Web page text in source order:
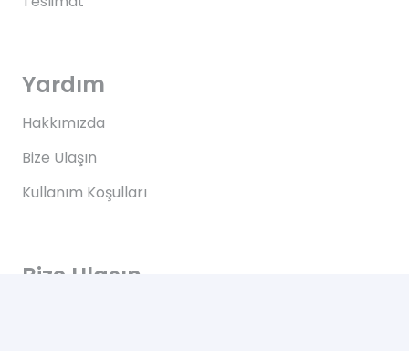
Yardım
Hakkımızda
Bize Ulaşın
Kullanım Koşulları
Bize Ulaşın